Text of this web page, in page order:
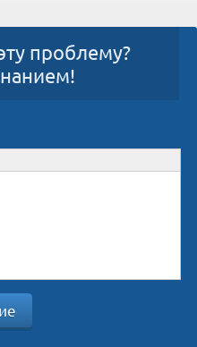
проблему?